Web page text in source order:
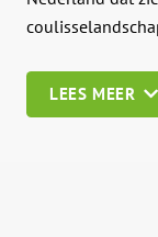
LEES MEER